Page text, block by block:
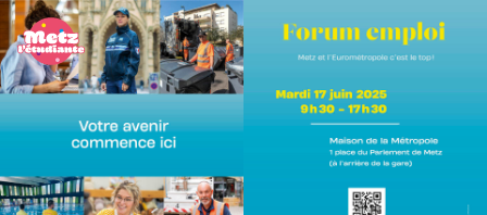
Panneau de gestion des cookies